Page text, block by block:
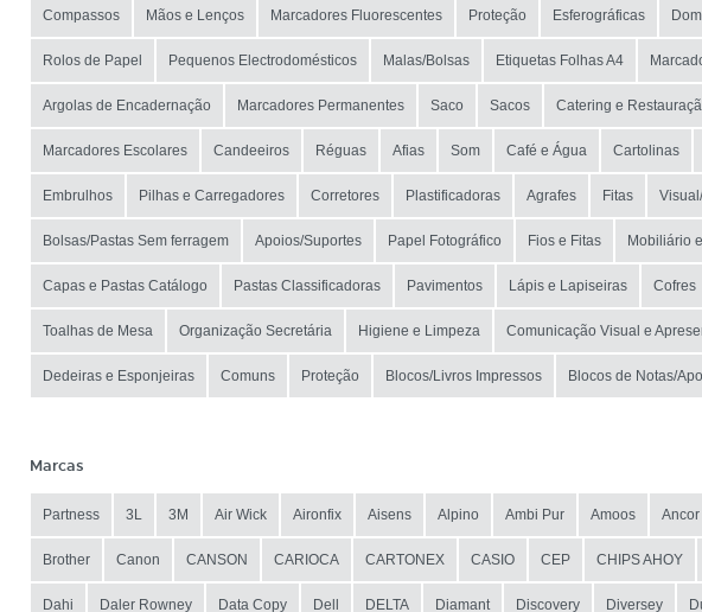
Compassos Mãos e Lenços Marcadores Fluorescentes Proteção Esferográficas
Rolos de Papel Pequenos Electrodomésticos Malas/Bolsas Etiquetas Folhas A4
Argolas de Encadernação Marcadores Permanentes Saco Sacos Catering e
Marcadores Escolares Candeeiros Réguas Afias Som Café e Água Cartolinas
Embrulhos Pilhas e Carregadores Corretores Plastificadoras Agrafes Fitas
Bolsas/Pastas Sem ferragem Apoios/Suportes Papel Fotográfico Fios e Fitas Mobiliário
Capas e Pastas Catálogo Pastas Classificadoras Pavimentos Lápis e Lapiseiras Cofres
Toalhas de Mesa Organização Secretária Higiene e Limpeza Comunicação Visual e
Dedeiras e Esponjeiras Comuns Proteção Blocos/Livros Impressos Blocos de Notas/
Marcas
Partness 3L 3M Air Wick Aironfix Aisens Alpino Ambi Pur Amoos Ancor
Brother Canon CANSON CARIOCA CARTONEX CASIO CEP CHIPS AHOY
Dahi Daler Rowney Data Copy Dell DELTA Diamant Discovery Diversey